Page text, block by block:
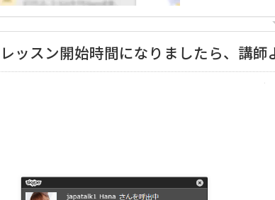
レッスン開始時間になりましたら、講師